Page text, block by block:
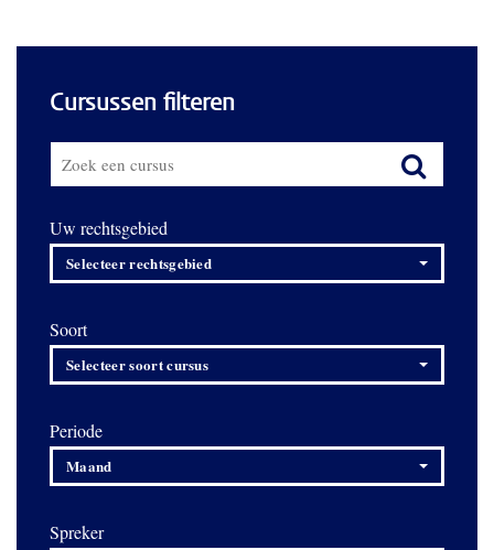
Cursussen filteren
Uw rechtsgebied
Selecteer rechtsgebied
Soort
Selecteer soort cursus
Periode
Maand
Spreker